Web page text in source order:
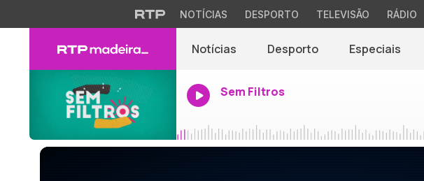
NOTÍCIAS DESPORTO TELEVISÃO RÁDIO
Notícias Desporto Especiais
Sem Filtros